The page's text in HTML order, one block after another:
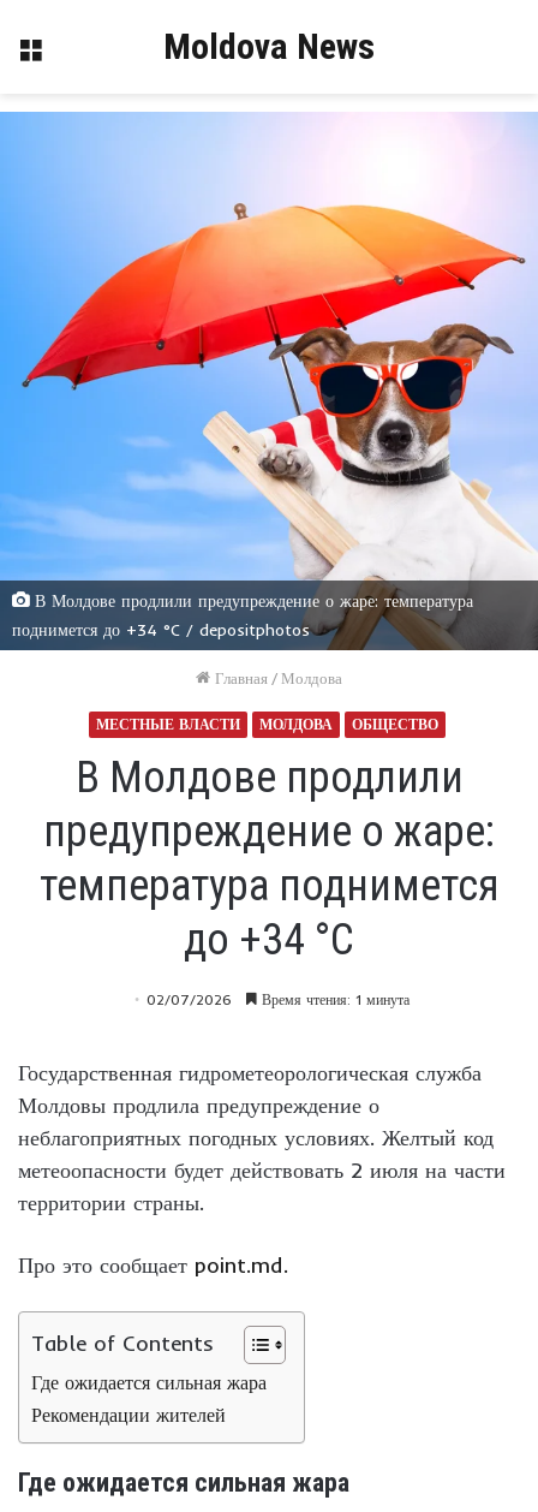
Меню Moldova News
В Молдове продлили предупреждение о жаре: температура
поднимется до +34 °C / depositphotos
Главная /Молдова
МЕСТНЫЕ ВЛАСТИ МОЛДОВА ОБЩЕСТВО
В Молдове продлили
предупреждение о жаре:
температура поднимется
до +34 °C
02/07/2026 Время чтения: 1 минута
Государственная гидрометеорологическая служба
Молдовы продлила предупреждение о
неблагоприятных погодных условиях. Желтый код
метеоопасности будет действовать 2 июля на части
территории страны.
Про это сообщает point.md.
Table of Contents
Где ожидается сильная жара
Рекомендации жителей
Где ожидается сильная жара